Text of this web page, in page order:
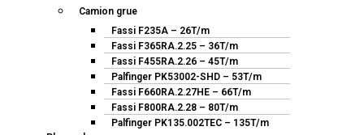
Camion grue
Fassi F235A – 26T/m
Fassi F365RA.2.25 – 36T/m
Fassi F455RA.2.26 – 45T/m
Palfinger PK53002-SHD – 53T/m
Fassi F660RA.2.27HE – 66T/m
Fassi F800RA.2.28 – 80T/m
Palfinger PK135.002TEC – 135T/m